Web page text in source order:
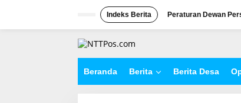
Indeks Berita Peraturan Dewan
Beranda Berita Berita Desa